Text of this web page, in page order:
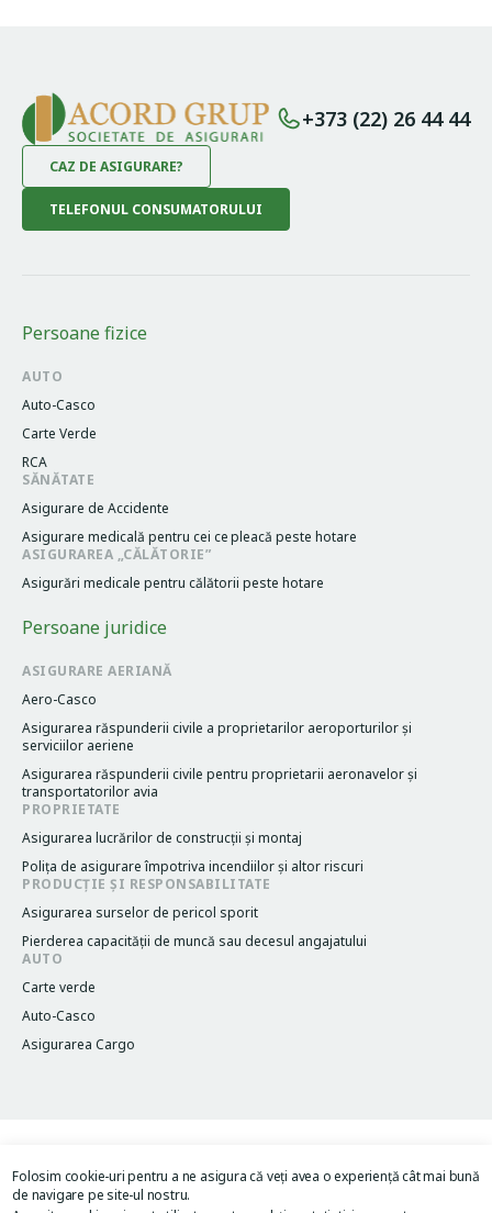
+373 (22) 26 44 44
CAZ DE ASIGURARE?
TELEFONUL CONSUMATORULUI
Persoane fizice
AUTO
Auto-Casco
Carte Verde
RCA
SĂNĂTATE
Asigurare de Accidente
Asigurare medicală pentru cei cе pleacă peste hotare
ASIGURAREA „CĂLĂTORIE”
Asigurări medicale pentru călătorii peste hotare
Persoane juridice
ASIGURARE AERIANĂ
Aero-Casco
Asigurarea răspunderii civile a proprietarilor aeroporturilor și
serviciilor aeriene
Asigurarea răspunderii civile pentru proprietarii aeronavelor și
transportatorilor avia
PROPRIETATE
Asigurarea lucrărilor de construcții și montaj
Poliţa de asigurare împotriva incendiilor și altor riscuri
PRODUCȚIE ȘI RESPONSABILITATE
Asigurarea surselor de pericol sporit
Pierderea capacităţii de muncă sau decesul angajatului
AUTO
Carte verde
Auto-Casco
Asigurarea Cargo
Legacy menu
Politica de confidențialitate
Acordul de utilizare al site-ului
Folosim cookie-uri pentru a ne asigura că veți avea o experiență cât mai bună
de navigare pe site-ul nostru.